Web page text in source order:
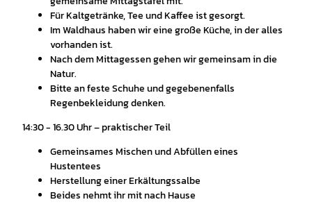
Für Kaltgetränke, Tee und Kaffee ist gesorgt.
Im Waldhaus haben wir eine große Küche, in der alles
vorhanden ist.
Nach dem Mittagessen gehen wir gemeinsam in die
Natur.
Bitte an feste Schuhe und gegebenenfalls
Regenbekleidung denken.
14:30 - 16.30 Uhr – praktischer Teil
Gemeinsames Mischen und Abfüllen eines
Hustentees
Herstellung einer Erkältungssalbe
Beides nehmt ihr mit nach Hause